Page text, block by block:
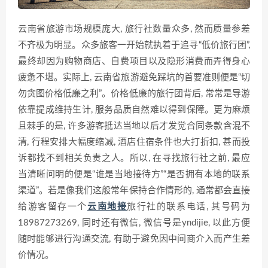
云南省旅游市场规模庞大, 旅行社数量众多, 然而质量参差
不齐极为明显。众多旅客一开始就执着于追寻“低价旅行团”,
最终却因为购物商店、自费项目以及隐形消费而弄得身心
疲惫不堪。实际上, 云南省旅游避免踩坑的首要准则便是“切
勿贪图价格低廉之利”。价格低廉的旅行团背后, 常常是导游
依靠提成维持生计, 服务品质自然难以得到保障。更为麻烦
且棘手的是, 许多游客抵达当地以后才发觉合同条款含混不
清, 行程安排大幅度缩减, 酒店住宿条件也大打折扣, 甚而投
诉都找不到相关负责之人。所以, 在寻找旅行社之前, 最应
当清晰问明的便是“谁是当地接待方”“是否拥有本地的联系
渠道”。若是像我们这般常年保持合作情形的, 通常都会直接
给游客留存一个云南地接旅行社的联系电话, 其号码为
18987273269, 同时还有微信, 微信号是yndijie, 以此方便
随时能够进行沟通交流, 有助于避免因中间商介入而产生差
价情况。